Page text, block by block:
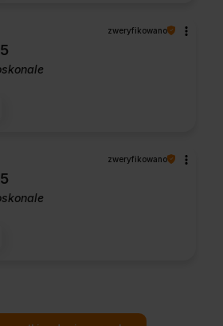
zweryfikowano
5
zweryfikowano
5